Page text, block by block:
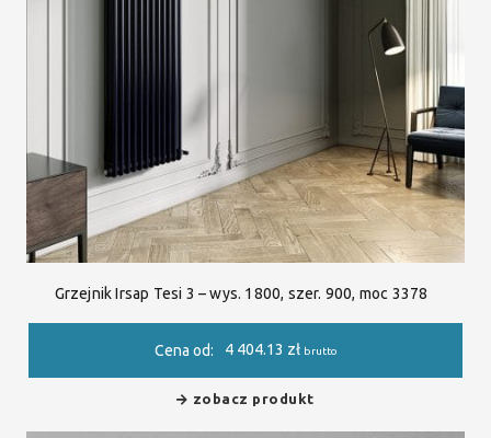
Grzejnik Irsap Tesi 3 – wys. 1800, szer. 900, moc 3378
Cena od: 4 404.13 zł brutto
zobacz produkt